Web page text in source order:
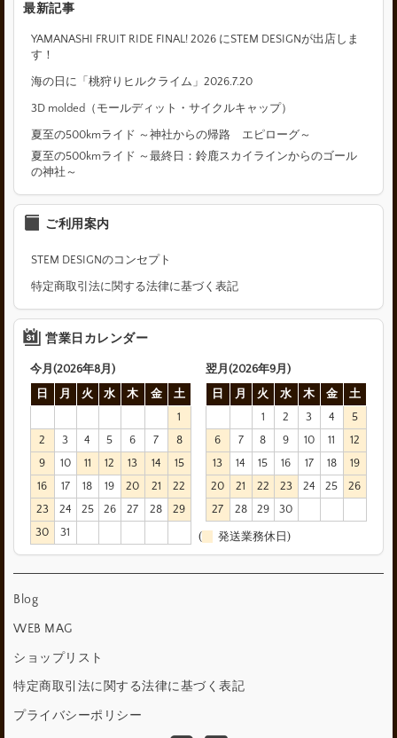
最新記事
YAMANASHI FRUIT RIDE FINAL! 2026 にSTEM DESIGNが出店しま
す！
海の日に「桃狩りヒルクライム」2026.7.20
3D molded（モールディット・サイクルキャップ）
夏至の500kmライド ～神社からの帰路 エピローグ～
夏至の500kmライド ～最終日：鈴鹿スカイラインからのゴール
の神社～
ご利用案内
STEM DESIGNのコンセプト
特定商取引法に関する法律に基づく表記
営業日カレンダー
今月(2026年8月)
日
月 火 水 木 金
土
1
2
3 4 5 6 7
8
9
10 11 12 13 14
15
16
17 18 19 20 21
22
23
24 25 26 27 28
29
30
31
翌月(2026年9月)
日
月 火 水 木 金
土
1
2 3 4
5
6
7 8 9 10 11
12
13
14 15 16 17 18
19
20
21 22 23 24 25
26
27
28 29 30
( 発送業務休日)
Blog
WEB MAG
ショップリスト
特定商取引法に関する法律に基づく表記
プライバシーポリシー